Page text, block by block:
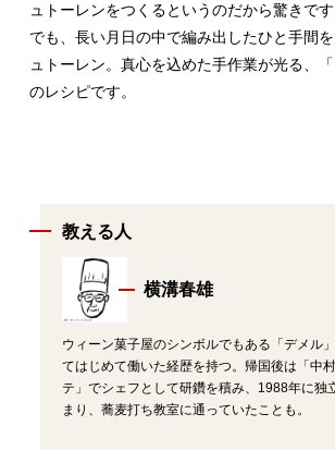
ュトーレンをつくるというのだから驚きで
でも、長い月日の中で編み出したひと手間
ュトーレン。真心を込めた手作業が光る、「
のレシピです。
教える人
横溝春雄
ウィーン菓子屋のシンボルでもある「デメル
てはじめて働いた経歴を持つ。帰国後は「中
テ」でシェフとして研鑽を積み、1988年に独
まり、蕎麦打ち教室に通っていたことも。